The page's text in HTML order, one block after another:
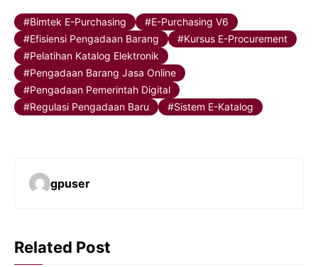
Bimtek E-Purchasing
E-Purchasing V6
Efisiensi Pengadaan Barang
Kursus E-Procurement
Pelatihan Katalog Elektronik
Pengadaan Barang Jasa Online
Pengadaan Pemerintah Digital
Regulasi Pengadaan Baru
Sistem E-Katalog
gpuser
Related Post